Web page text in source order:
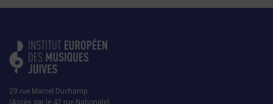
29 rue Marcel Duchamp
(Accès par le 42 rue Nationale)